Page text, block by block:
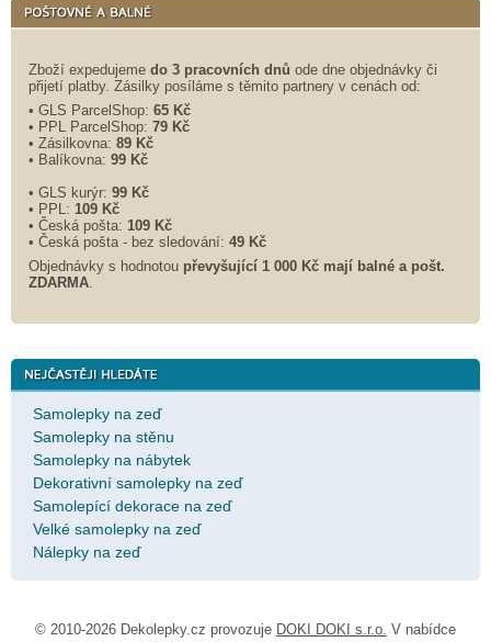
Zboží expedujeme do 3 pracovních dnů ode dne objednávky či
přijetí platby. Zásilky posíláme s těmito partnery v cenách od:
• GLS ParcelShop: 65 Kč
• PPL ParcelShop: 79 Kč
• Zásilkovna: 89 Kč
• Balíkovna: 99 Kč
• GLS kurýr: 99 Kč
• PPL: 109 Kč
• Česká pošta: 109 Kč
• Česká pošta - bez sledování: 49 Kč
Objednávky s hodnotou převyšující 1 000 Kč mají balné a pošt.
ZDARMA
Samolepky na zeď
Samolepky na stěnu
Samolepky na nábytek
Dekorativní samolepky na zeď
Samolepící dekorace na zeď
Velké samolepky na zeď
Nálepky na zeď
© 2010-2026 Dekolepky.cz provozuje DOKI DOKI s.r.o. V nabídce